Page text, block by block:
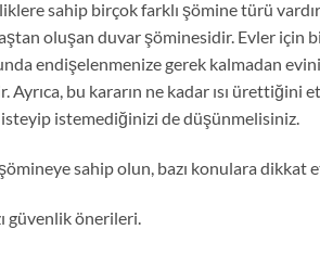
sahip birçok farklı şömine türü
oluşan duvar şöminesidir. Evler için
endişelenmenize gerek kalmadan
Ayrıca, bu kararın ne kadar ısı ürettiğini
istemediğinizi de düşünmelisiniz.
sahip olun, bazı konulara dikkat
güvenlik önerileri.